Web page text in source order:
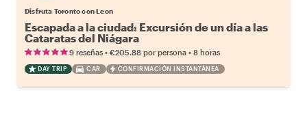
Disfruta Toronto con Leon
Escapada a la ciudad: Excursión de un día a las
Cataratas del Niágara
9 reseñas • €205.88 por persona • 8 horas
DAY TRIP CAR CONFIRMACIÓN INSTANTÁNEA